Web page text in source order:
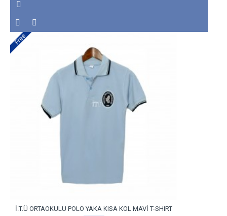
Free
İ.T.Ü ORTAOKULU POLO YAKA KISA KOL MAVİ T-SHIRT